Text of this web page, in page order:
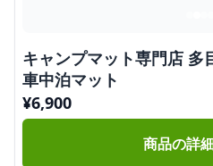
キャンプマット専門店 多
車中泊マット
¥6,900
商品の詳